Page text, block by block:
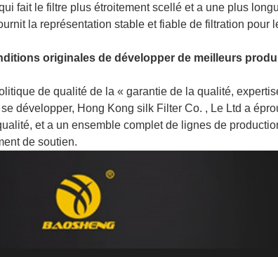
fait le filtre plus étroitement scellé et a une plus
la représentation stable et fiable de filtration pour
originales de développer de meilleurs
de qualité de la « garantie de la qualité,
développer, Hong Kong silk Filter Co. , Le Ltd a
et a un ensemble complet de lignes de
de soutien.